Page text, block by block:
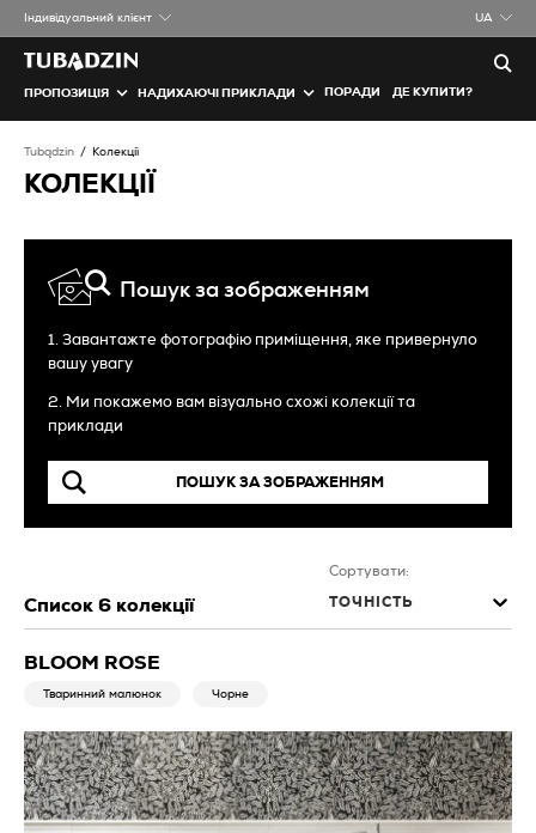
Iндивідуальний клієнт UA
ПРОПОЗИЦІЯ НАДИХАЮЧІ ПРИКЛАДИ ПОРАДИ ДЕ КУПИТИ?
Tubądzin Колекції
КОЛЕКЦІЇ
Пошук за зображенням
1. Завантажте фотографію приміщення, яке привернуло
вашу увагу
2. Ми покажемо вам візуально схожі колекції та
приклади
ПОШУК ЗА ЗОБРАЖЕННЯМ
Список 6 колекції
Сортувати:
ТОЧНІСТЬ
BLOOM ROSE
Тваринний малюнок Чорне